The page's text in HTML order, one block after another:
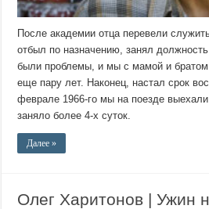
После академии отца перевели
отбыл по назначению, занял
были проблемы, и мы с мамой и
еще пару лет. Наконец, настал срок
феврале 1966-го мы на поезде выехали
заняло более 4-х суток.
Далее »
Олег Харитонов | Ужин